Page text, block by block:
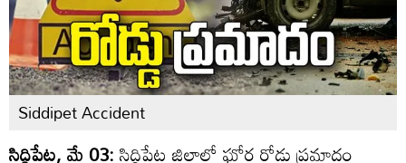
Siddipet Accident
సిద్దిపేట, మే 03:సిద్దిపేట జిల్లాలో ఘోర రోడ్డు ప్రమాదం